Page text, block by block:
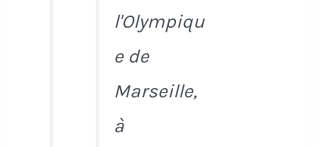
l'Olympiqu
e de
Marseille,
à